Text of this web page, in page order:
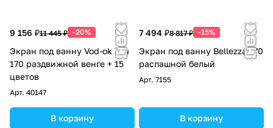
9 156 ₽11 445 ₽ -20%
Экран под ванну Vod-ok Тач
170 раздвижной венге + 15
цветов
Арт. 40147
В корзину
7 494 ₽8 817 ₽ -15%
Экран под ванну Bellezza 170
распашной белый
Арт. 7155
В корзину